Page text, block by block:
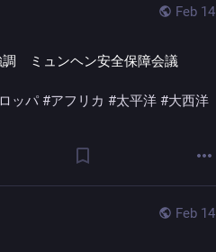
Feb 14
　ミュンヘン安全保障会議
ッパ #アフリカ #太平洋 #大西洋
Feb 14